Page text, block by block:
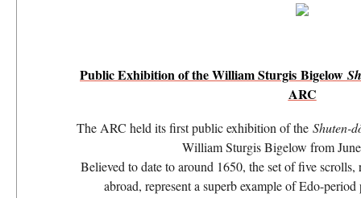
Public Exhibition of the William Sturgis Bigelow
ARC
The ARC held its first public exhibition of the Shuten-
William Sturgis Bigelow from
Believed to date to around 1650, the set of five
abroad, represent a superb example of Edo-